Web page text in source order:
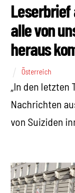
Leserbrief
alle von
heraus
Österreich
„In den letzten
Nachrichten
von Suiziden